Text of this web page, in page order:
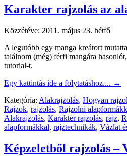
Karakter rajzolás az
Közzétéve: 2011. május 23. hétfő
A legutóbb egy manga kreátort
találnom (még) férfi mangára
tutorial-t.
Egy kattintás ide a folytatáshoz.... →
Kategória: Alakrajzolás, Hogyan
Rajzok, rajzolás, Rajzolni
Alakrajzolás, Karakter rajzolás, rajz,
alapformákkal, rajztechnikák, Vázlat
Képzeletből rajzolás –